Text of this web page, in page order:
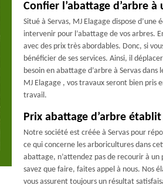
Confier l’abattage d’arbre à
Situé à Servas, MJ Elagage dispose
intervenir pour l’abattage de vos arbres.
avec des prix très abordables. Donc, si
bénéficier de ses services. Ainsi, il
besoin en abattage d’arbre à Servas
MJ Elagage , vos travaux seront bien pris
travail.
Prix abattage d’arbre établit
Notre société est créée à Servas pour
ce qui concerne les arboricultures dans
abattage, n’attendez pas de recourir à un
savez que faire, faites appel à nous. Nos
vous assurent toujours un résultat